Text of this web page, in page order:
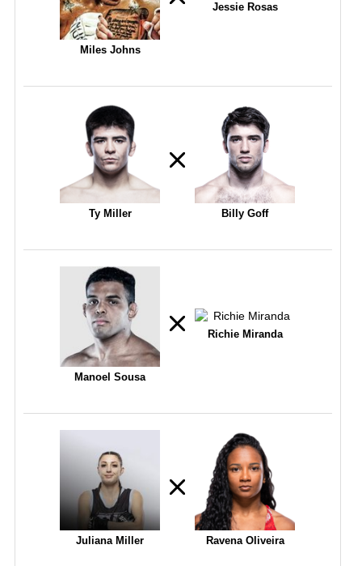
Miles Johns
Jessie Rosas
Ty Miller Billy Goff
Manoel Sousa
Richie Miranda
Juliana Miller Ravena Oliveira